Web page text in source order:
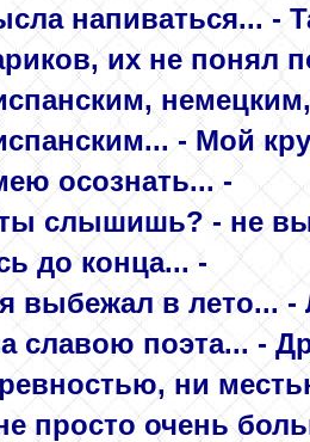
напиваться... -
их не понял
- Мой
осознать... -
слышишь? - не
до конца... -
выбежал в лето... -
славою поэта... -
ни
просто очень